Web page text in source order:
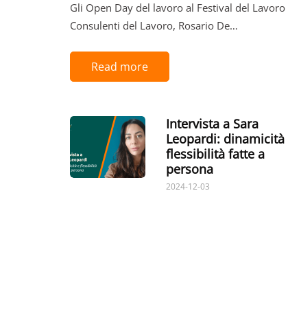
Gli Open Day del lavoro al Festival del
Consulenti del Lavoro, Rosario De…
Read more
Intervista a Sara
Leopardi: dinamicità
flessibilità fatte a
persona
2024-12-03